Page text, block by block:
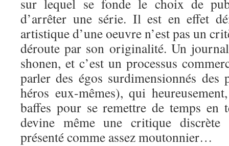
sur lequel se fonde le choix de
d’arrêter une série. Il est en effet
artistique d’une oeuvre n’est pas un
déroute par son originalité. Un
shonen, et c’est un processus
parler des égos surdimensionnés des
héros eux-mêmes), qui
baffes pour se remettre de temps en
devine même une critique
présenté comme assez moutonnier…